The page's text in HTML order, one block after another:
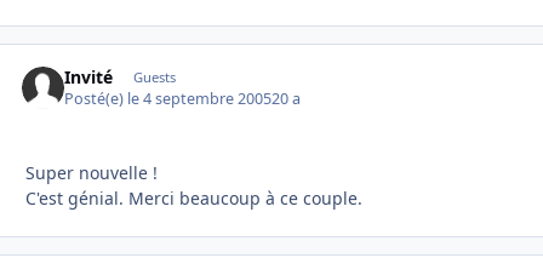
Invité Guests
Posté(e) le 4 septembre 200520 a
Super nouvelle !
C'est génial. Merci beaucoup à ce couple.